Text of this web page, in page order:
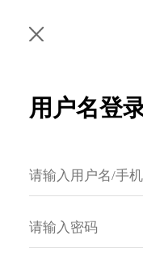
用户名登